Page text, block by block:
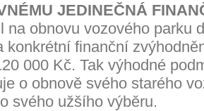
JEDINEČNÁ
na obnovu vozového parku
konkrétní finanční
000 Kč. Tak výhodné
o obnově svého starého
svého užšího výběru.